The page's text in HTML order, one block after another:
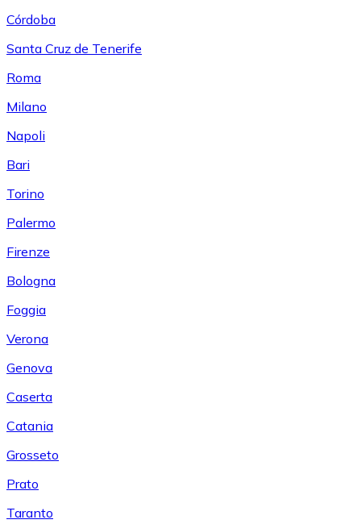
Córdoba
Santa Cruz de Tenerife
Roma
Milano
Napoli
Bari
Torino
Palermo
Firenze
Bologna
Foggia
Verona
Genova
Caserta
Catania
Grosseto
Prato
Taranto